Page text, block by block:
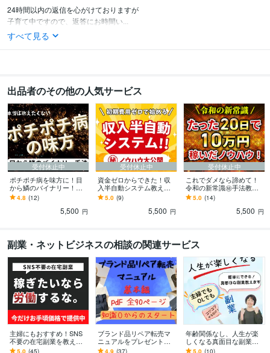
24時間以内の返信を心がけておりますが
子育て中ですので、返答にお時間い...
すべて見る
出品者のその他の人気サービス
受付休止中
ポチポチ病を味方に！目
から鱗のバイナリー！教
えます こんなのアリな
の！？あなたの概念覆す
驚きの手法がここにある
4.8 (12)
5,500 円
受付休止中
資金ゼロからできた！収
入半自動システム教えま
す 【保存版】収入の柱を
増やせたノウハウ大公開
5.0 (9)
5,500 円
受付休止中
これでダメなら諦めて！
令和の新常識㊙︎手法教え
ます 初心者でも20日で10
万円稼げたノウハ
5.0 (14)
5,500 円
副業・ネットビジネスの相談の関連サービス
主婦にもおすすめ！SNS
不要の在宅副業を教えま
す AI｜自動化｜スマホ｜n
5.0 (45)
ブランド品リペア転売マ
ニュアルをプレゼントし
ます PDF全90ページ！知
4.9 (37)
年齢関係なし、人生が楽
しくなる真面目な副業教
えます ✅主婦でも簡単に
5.0 (10)